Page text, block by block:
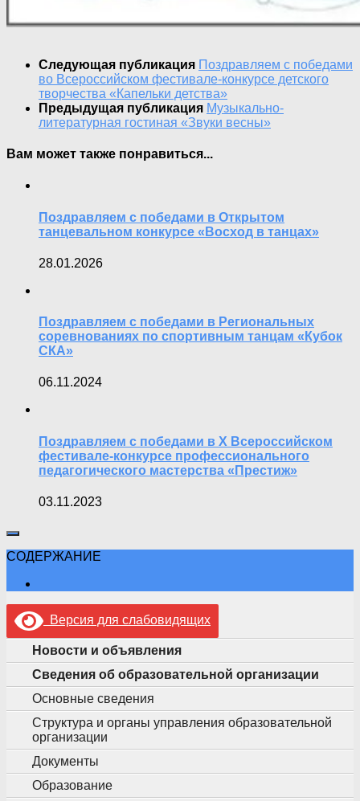
Следующая публикация Поздравляем с победами
во Всероссийском фестивале-конкурсе детского
творчества «Капельки детства»
Предыдущая публикация Музыкально-
литературная гостиная «Звуки весны»
Вам может также понравиться...
Поздравляем с победами в Открытом
танцевальном конкурсе «Восход в танцах»
28.01.2026
Поздравляем с победами в Региональных
соревнованиях по спортивным танцам «Кубок
СКА»
06.11.2024
Поздравляем с победами в X Всероссийском
фестивале-конкурсе профессионального
педагогического мастерства «Престиж»
03.11.2023
СОДЕРЖАНИЕ
Версия для слабовидящих
Новости и объявления
Сведения об образовательной организации
Основные сведения
Структура и органы управления образовательной
организации
Документы
Образование